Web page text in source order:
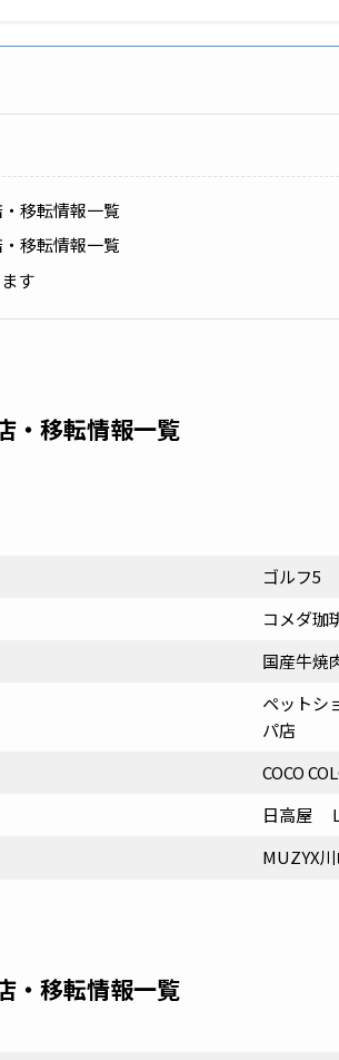
移転情報一覧
移転情報一覧
す
・移転情報一覧
ゴルフ5
コメダ
国産牛焼
ペット
パ店
COCO
日高屋
MUZYX
・移転情報一覧